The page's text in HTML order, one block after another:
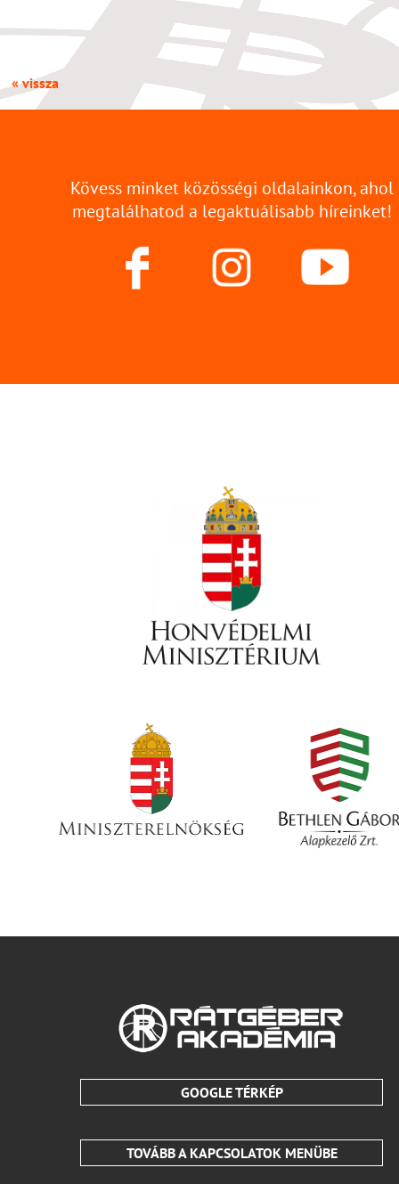
« vissza
Kövess minket közösségi oldalainkon, ahol
megtalálhatod a legaktuálisabb híreinket!
GOOGLE TÉRKÉP
TOVÁBB A KAPCSOLATOK MENÜBE